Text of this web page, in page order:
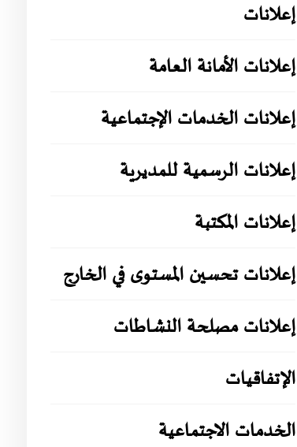
إعلانات
إعلانات الأمانة العامة
إعلانات الخدمات الإجتماعية
إعلانات الرسمية للمديرية
إعلانات المكتبة
إعلانات تحسين المستوى في الخارج
إعلانات مصلحة النشاطات
الإتفاقيات
الخدمات الاجتماعية